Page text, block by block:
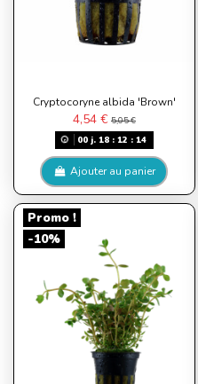
Cryptocoryne albida 'Brown'
4,54 € 5,05 €
00 j. 18 :12 :13
Ajouter au panier
Promo !
-10%